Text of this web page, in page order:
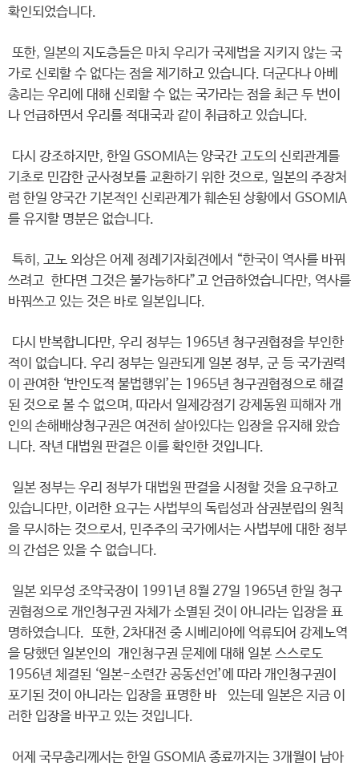
확인되었습니다.
또한, 일본의 지도층들은 마치 우리가 국제법을 지키지 않는 국
가로 신뢰할 수 없다는 점을 제기하고 있습니다. 더군다나 아베
총리는 우리에 대해 신뢰할 수 없는 국가라는 점을 최근 두 번이
나 언급하면서 우리를 적대국과 같이 취급하고 있습니다.
다시 강조하지만, 한일 GSOMIA는 양국간 고도의 신뢰관계를
기초로 민감한 군사정보를 교환하기 위한 것으로, 일본의 주장처
럼 한일 양국간 기본적인 신뢰관계가 훼손된 상황에서 GSOMIA
를 유지할 명분은 없습니다.
특히, 고노 외상은 어제 정례기자회견에서 “한국이 역사를 바꿔
쓰려고 한다면 그것은 불가능하다”고 언급하였습니다만, 역사를
바꿔쓰고 있는 것은 바로 일본입니다.
다시 반복합니다만, 우리 정부는 1965년 청구권협정을 부인한
적이 없습니다. 우리 정부는 일관되게 일본 정부, 군 등 국가권력
이 관여한 ‘반인도적 불법행위’는 1965년 청구권협정으로 해결
된 것으로 볼 수 없으며, 따라서 일제강점기 강제동원 피해자 개
인의 손해배상청구권은 여전히 살아있다는 입장을 유지해 왔습
니다. 작년 대법원 판결은 이를 확인한 것입니다.
일본 정부는 우리 정부가 대법원 판결을 시정할 것을 요구하고
있습니다만, 이러한 요구는 사법부의 독립성과 삼권분립의 원칙
을 무시하는 것으로서, 민주주의 국가에서는 사법부에 대한 정부
의 간섭은 있을 수 없습니다.
일본 외무성 조약국장이 1991년 8월 27일 1965년 한일 청구
권협정으로 개인청구권 자체가 소멸된 것이 아니라는 입장을 표
명하였습니다. 또한, 2차대전 중 시베리아에 억류되어 강제노역
을 당했던 일본인의 개인청구권 문제에 대해 일본 스스로도
1956년 체결된 ‘일본-소련간 공동선언’에 따라 개인청구권이
포기된 것이 아니라는 입장을 표명한 바 있는데 일본은 지금 이
러한 입장을 바꾸고 있는 것입니다.
어제 국무총리께서는 한일 GSOMIA 종료까지는 3개월이 남아